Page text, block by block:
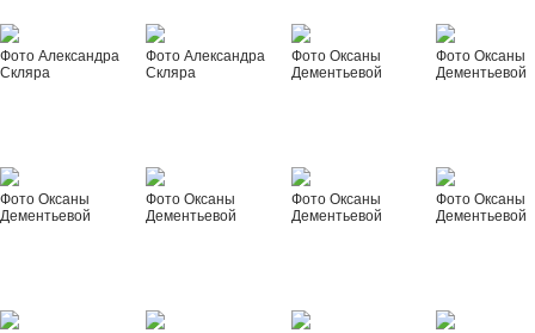
Фото Александра
Скляра
Фото Александра
Скляра
Фото Оксаны
Дементьевой
Фото Оксаны
Дементьевой
Фото Оксаны
Дементьевой
Фото Оксаны
Дементьевой
Фото Оксаны
Дементьевой
Фото Оксаны
Дементьевой